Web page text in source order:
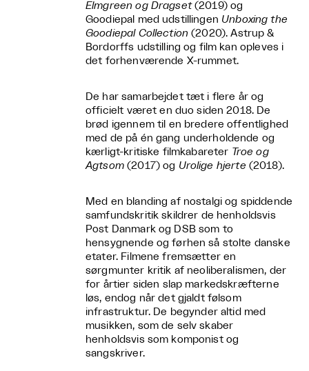
Elmgreen og Dragset(2019) og
Goodiepal med udstillingen Unboxing the
Goodiepal Collection (2020). Astrup &
Bordorffs udstilling og film kan opleves i
det forhenværende X-rummet.
De har samarbejdet tæt i flere år og
officielt været en duo siden 2018. De
brød igennem til en bredere offentlighed
med de på én gang underholdende og
kærligt-kritiske filmkabareter Troe og
Agtsom(2017) og Urolige hjerte (2018).
Med en blanding af nostalgi og spiddende
samfundskritik skildrer de henholdsvis
Post Danmark og DSB som to
hensygnende og førhen så stolte danske
etater. Filmene fremsætter en
sørgmunter kritik af neoliberalismen, der
for årtier siden slap markedskræfterne
løs, endog når det gjaldt følsom
infrastruktur. De begynder altid med
musikken, som de selv skaber
henholdsvis som komponist og
sangskriver.